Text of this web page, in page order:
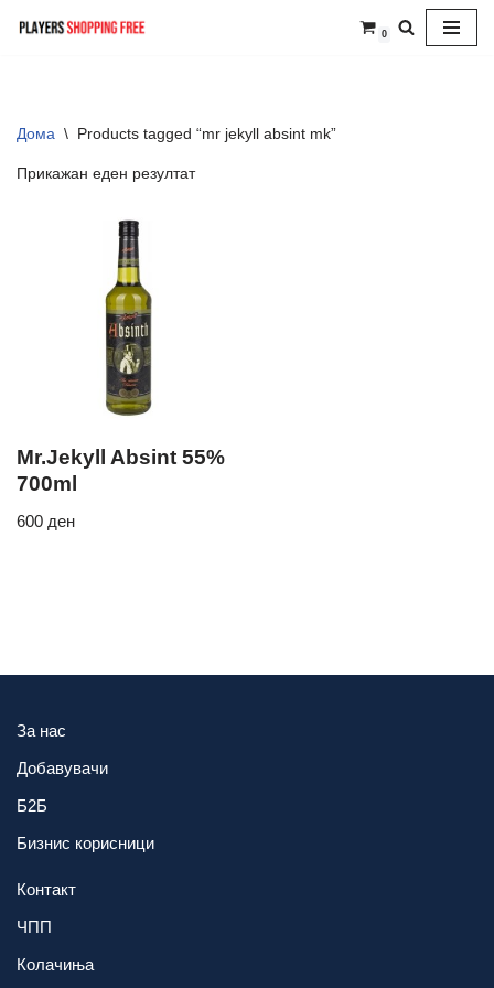
0
Дома \ Products tagged “mr jekyll absint mk”
Прикажан еден резултат
Mr.Jekyll Absint 55%
700ml
600 ден
За нас
Добавувачи
Б2Б
Бизнис корисници
Контакт
ЧПП
Колачиња